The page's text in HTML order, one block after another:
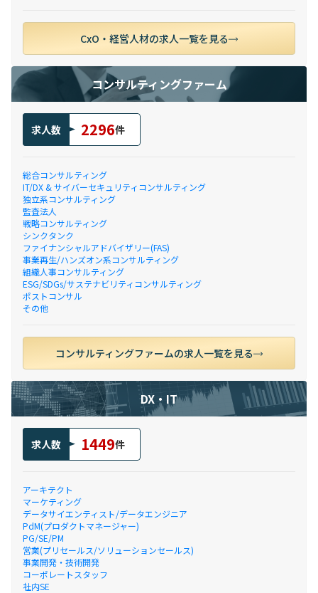
CxO・経営人材の求人一覧を見る
コンサルティングファーム
求人数 2296件
総合コンサルティング
IT/DX & サイバーセキュリティコンサルティング
独立系コンサルティング
監査法人
戦略コンサルティング
シンクタンク
ファイナンシャルアドバイザリー(FAS)
事業再生/ハンズオン系コンサルティング
組織人事コンサルティング
ESG/SDGs/サステナビリティコンサルティング
ポストコンサル
その他
コンサルティングファームの求人一覧を見る
DX・IT
求人数 1449件
アーキテクト
マーケティング
データサイエンティスト/データエンジニア
PdM(プロダクトマネージャー)
PG/SE/PM
営業(プリセールス/ソリューションセールス)
事業開発・技術開発
コーポレートスタッフ
社内SE